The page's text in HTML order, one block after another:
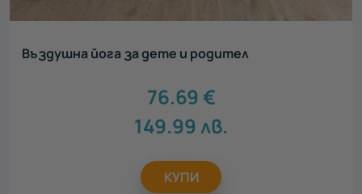
Въздушна йога за дете и родител
76.69 €
149.99 лв.
КУПИ